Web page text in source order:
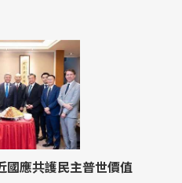
國應共護民主普世價值